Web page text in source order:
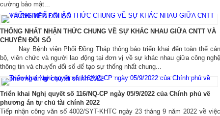
cường bảo mật...
THỐNG NHẤT NHẬN THỨC CHUNG VỀ SỰ KHÁC NHAU GIỮA CNTT VÀ
CHUYỂN ĐỔI SỐ
Nay Bệnh viện Phổi Đồng Tháp thông báo triển khai đến toàn thể cán
bộ, viên chức và người lao động tại đơn vị về sự khác nhau giữa công nghệ
thông tin và chuyển đổi số để tạo sự thống nhất chung...
Triển khai Nghị quyết số 116/NQ-CP ngày 05/9/2022 của Chính phủ về
phương án tự chủ tài chính 2022
Tiếp nhận công văn số 4002/SYT-KHTC ngày 23 tháng 9 năm 2022 về việc